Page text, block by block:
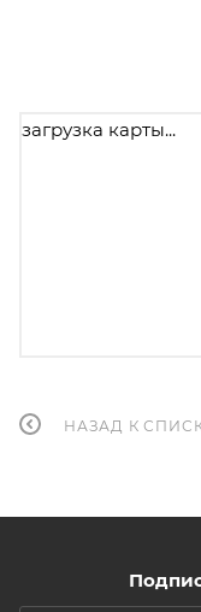
загрузка карты...
НАЗАД К